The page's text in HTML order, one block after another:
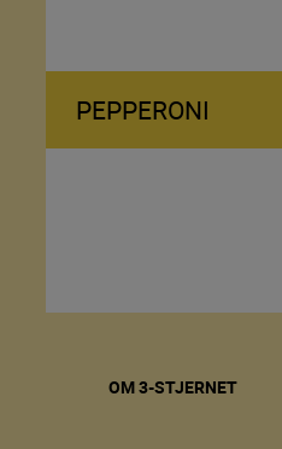
PEPPERONI
OM 3-STJERNET